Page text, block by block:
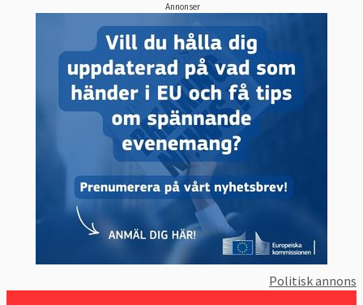
21 april 2015Sverige förlorade
Momsbefrielse för offentligt postväsende
4 december 2014Sverige förlorade
Löpande vite på 4 000 euro för varje dag
som dröjer innan Sverige genomfört EU-
domen från 29 mars 2012 om
reningsanläggningar
30 maj 2013Ogilltförklarad.
datalagringsdirektivet i tidSverige
förlorade fick böta: tre miljoner euro. Men
året därpå ogilltförklarade samma domstol
hela datalagringsdirektivet och Sverige fick
Annonser
Politisk annons